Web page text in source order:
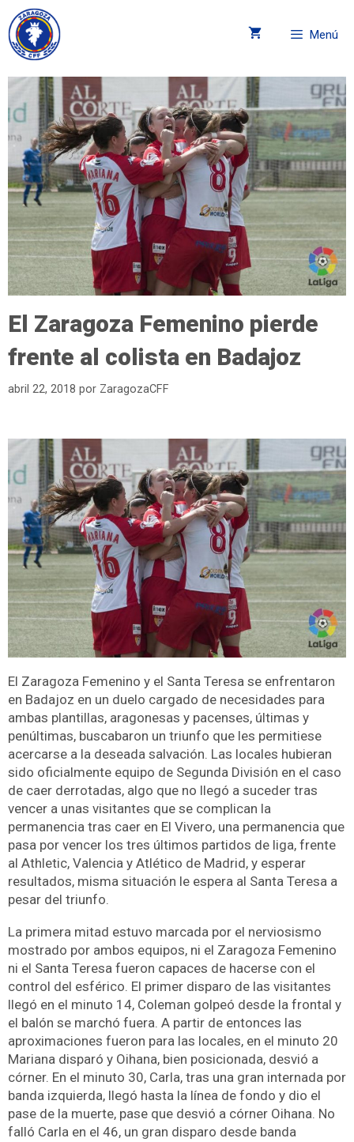
Menú
El Zaragoza Femenino pierde
frente al colista en Badajoz
abril 22, 2018 por ZaragozaCFF
El Zaragoza Femenino y el Santa Teresa se enfrentaron
en Badajoz en un duelo cargado de necesidades para
ambas plantillas, aragonesas y pacenses, últimas y
penúltimas, buscabaron un triunfo que les permitiese
acercarse a la deseada salvación. Las locales hubieran
sido oficialmente equipo de Segunda División en el caso
de caer derrotadas, algo que no llegó a suceder tras
vencer a unas visitantes que se complican la
permanencia tras caer en El Vivero, una permanencia que
pasa por vencer los tres últimos partidos de liga, frente
al Athletic, Valencia y Atlético de Madrid, y esperar
resultados, misma situación le espera al Santa Teresa a
pesar del triunfo.
La primera mitad estuvo marcada por el nerviosismo
mostrado por ambos equipos, ni el Zaragoza Femenino
ni el Santa Teresa fueron capaces de hacerse con el
control del esférico. El primer disparo de las visitantes
llegó en el minuto 14, Coleman golpeó desde la frontal y
el balón se marchó fuera. A partir de entonces las
aproximaciones fueron para las locales, en el minuto 20
Mariana disparó y Oihana, bien posicionada, desvió a
córner. En el minuto 30, Carla, tras una gran internada por
banda izquierda, llegó hasta la línea de fondo y dio el
pase de la muerte, pase que desvió a córner Oihana. No
falló Carla en el 46, un gran disparo desde banda